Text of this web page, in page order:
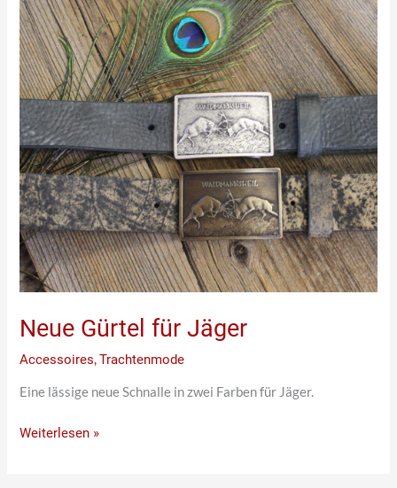
Neue Gürtel für Jäger
Accessoires,Trachtenmode
Eine lässige neue Schnalle in zwei Farben für Jäger.
Jäger
Weiterlesen »